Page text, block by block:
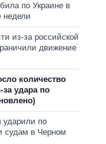
по Украине в
недели
из-за российской
движение
количество
за удара по
ударили по
судам в Черном